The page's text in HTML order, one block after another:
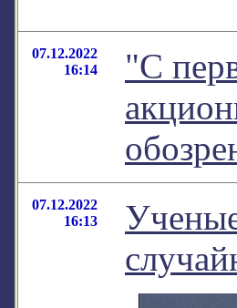
07.12.2022
16:14
"С
07.12.2022
16:13